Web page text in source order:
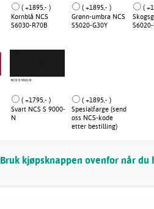
( +1895,- )
Kornblå NCS
S6030-R70B
( +1895,- )
Grønn-umbra NCS
S5020-G30Y
(
( +1795,- )
Svart NCS S 9000-
N
( +1895,- )
Spesialfarge (send
oss NCS-kode
etter bestilling)
Bruk kjøpsknappen ovenfor når